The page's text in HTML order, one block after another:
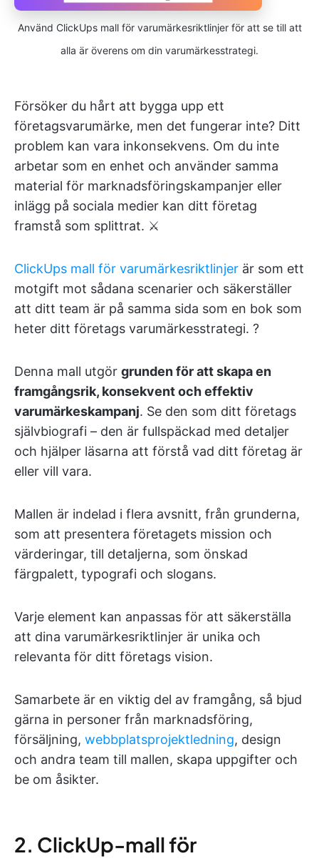
Använd ClickUps mall för varumärkesriktlinjer för att se till att
alla är överens om din varumärkesstrategi.
Försöker du hårt att bygga upp ett
företagsvarumärke, men det fungerar inte? Ditt
problem kan vara inkonsekvens. Om du inte
arbetar som en enhet och använder samma
material för marknadsföringskampanjer eller
inlägg på sociala medier kan ditt företag
framstå som splittrat. ⚔️
ClickUps mall för varumärkesriktlinjer är som ett
motgift mot sådana scenarier och säkerställer
att ditt team är på samma sida som en bok som
heter ditt företags varumärkesstrategi. ?
Denna mall utgör grunden för att skapa en
framgångsrik, konsekvent och effektiv
varumärkeskampanj. Se den som ditt företags
självbiografi – den är fullspäckad med detaljer
och hjälper läsarna att förstå vad ditt företag är
eller vill vara.
Mallen är indelad i flera avsnitt, från grunderna,
som att presentera företagets mission och
värderingar, till detaljerna, som önskad
färgpalett, typografi och slogans.
Varje element kan anpassas för att säkerställa
att dina varumärkesriktlinjer är unika och
relevanta för ditt företags vision.
Samarbete är en viktig del av framgång, så bjud
gärna in personer från marknadsföring,
försäljning, webbplatsprojektledning, design
och andra team till mallen, skapa uppgifter och
be om åsikter.
2. ClickUp-mall för